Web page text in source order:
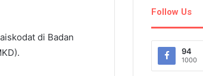
di Badan
Follow Us
94
1000